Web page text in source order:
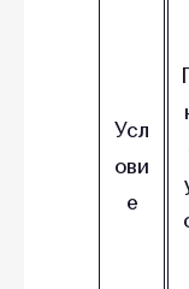
Усл
ови
е